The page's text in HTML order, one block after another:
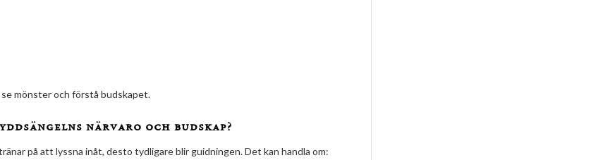
mönster och förstå budskapet.
närvaro och budskap?
på att lyssna inåt, desto tydligare blir guidningen. Det kan handla om: